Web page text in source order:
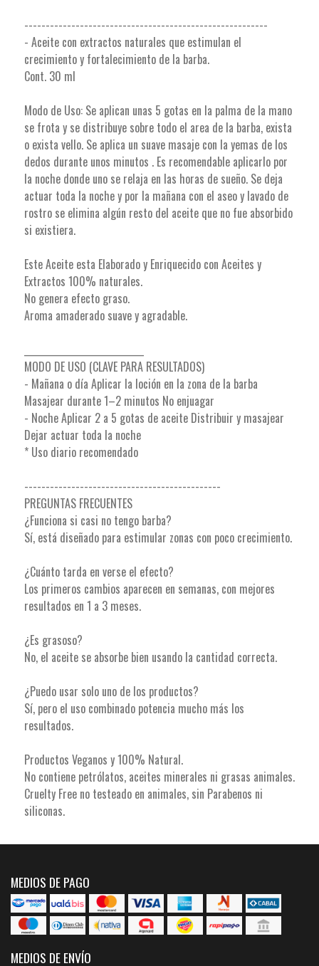
---------------------------------------------------------
- Aceite con extractos naturales que estimulan el
crecimiento y fortalecimiento de la barba.
Cont. 30 ml
Modo de Uso: Se aplican unas 5 gotas en la palma de la mano
se frota y se distribuye sobre todo el area de la barba, exista
o exista vello. Se aplica un suave masaje con la yemas de los
dedos durante unos minutos . Es recomendable aplicarlo por
la noche donde uno se relaja en las horas de sueño. Se deja
actuar toda la noche y por la mañana con el aseo y lavado de
rostro se elimina algún resto del aceite que no fue absorbido
si existiera.
Este Aceite esta Elaborado y Enriquecido con Aceites y
Extractos 100% naturales.
No genera efecto graso.
Aroma amaderado suave y agradable.
MODO DE USO (CLAVE PARA RESULTADOS)
- Mañana o día Aplicar la loción en la zona de la barba
Masajear durante 1–2 minutos No enjuagar
- Noche Aplicar 2 a 5 gotas de aceite Distribuir y masajear
Dejar actuar toda la noche
* Uso diario recomendado
----------------------------------------------
PREGUNTAS FRECUENTES
¿Funciona si casi no tengo barba?
Sí, está diseñado para estimular zonas con poco crecimiento.
¿Cuánto tarda en verse el efecto?
Los primeros cambios aparecen en semanas, con mejores
resultados en 1 a 3 meses.
¿Es grasoso?
No, el aceite se absorbe bien usando la cantidad correcta.
¿Puedo usar solo uno de los productos?
Sí, pero el uso combinado potencia mucho más los
resultados.
Productos Veganos y 100% Natural.
No contiene petrólatos, aceites minerales ni grasas animales.
Cruelty Free no testeado en animales, sin Parabenos ni
siliconas.
MEDIOS DE PAGO
MEDIOS DE ENVÍO